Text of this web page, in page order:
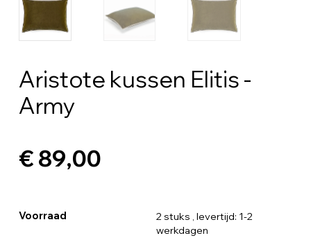
Aristote kussen Elitis -
Army
€ 89,00
Voorraad 2 stuks , levertijd: 1-2
werkdagen